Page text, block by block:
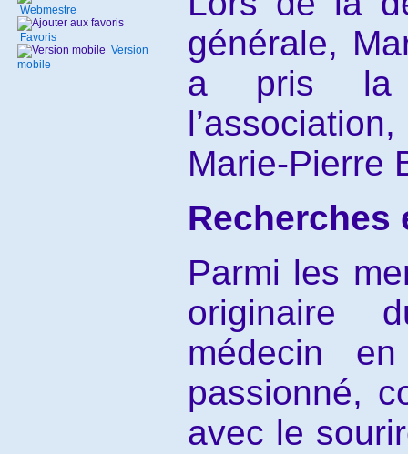
Webmestre
Favoris
Version
mobile
générale,
a pris la
Marie-Pierre
Recherches
Parmi les
originaire
médecin
passionné,
avec le